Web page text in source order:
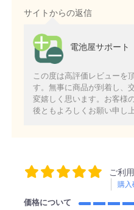
サイトからの返信
電池屋サポート
この度は高評価レビューを
す。無事に商品が到着し、
変嬉しく思います。お客様
後ともよろしくお願い申し
ご利
購入
価格について